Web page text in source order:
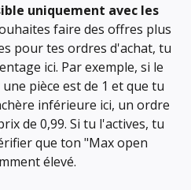
uniquement avec les
faire des offres plus
pour tes ordres d'achat, tu
ici. Par exemple, si le
pièce est de 1 et que tu
inférieure ici, un ordre
de 0,99. Si tu l'actives, tu
que ton "Max open
élevé.